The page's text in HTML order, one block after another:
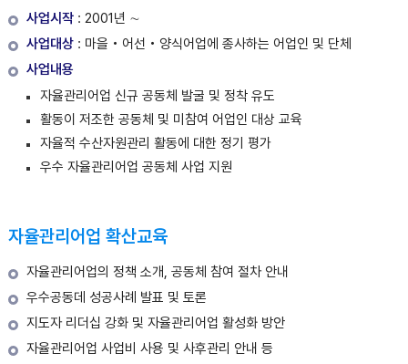
사업시작: 2001년 ∼
사업대상: 마을‧어선‧양식어업에 종사하는 어업인 및 단체
사업내용
자율관리어업 신규 공동체 발굴 및 정착 유도
활동이 저조한 공동체 및 미참여 어업인 대상 교육
자율적 수산자원관리 활동에 대한 정기 평가
우수 자율관리어업 공동체 사업 지원
자율관리어업 확산교육
자율관리어업의 정책 소개, 공동체 참여 절차 안내
우수공동데 성공사례 발표 및 토론
지도자 리더십 강화 및 자율관리어업 활성화 방안
자율관리어업 사업비 사용 및 사후관리 안내 등